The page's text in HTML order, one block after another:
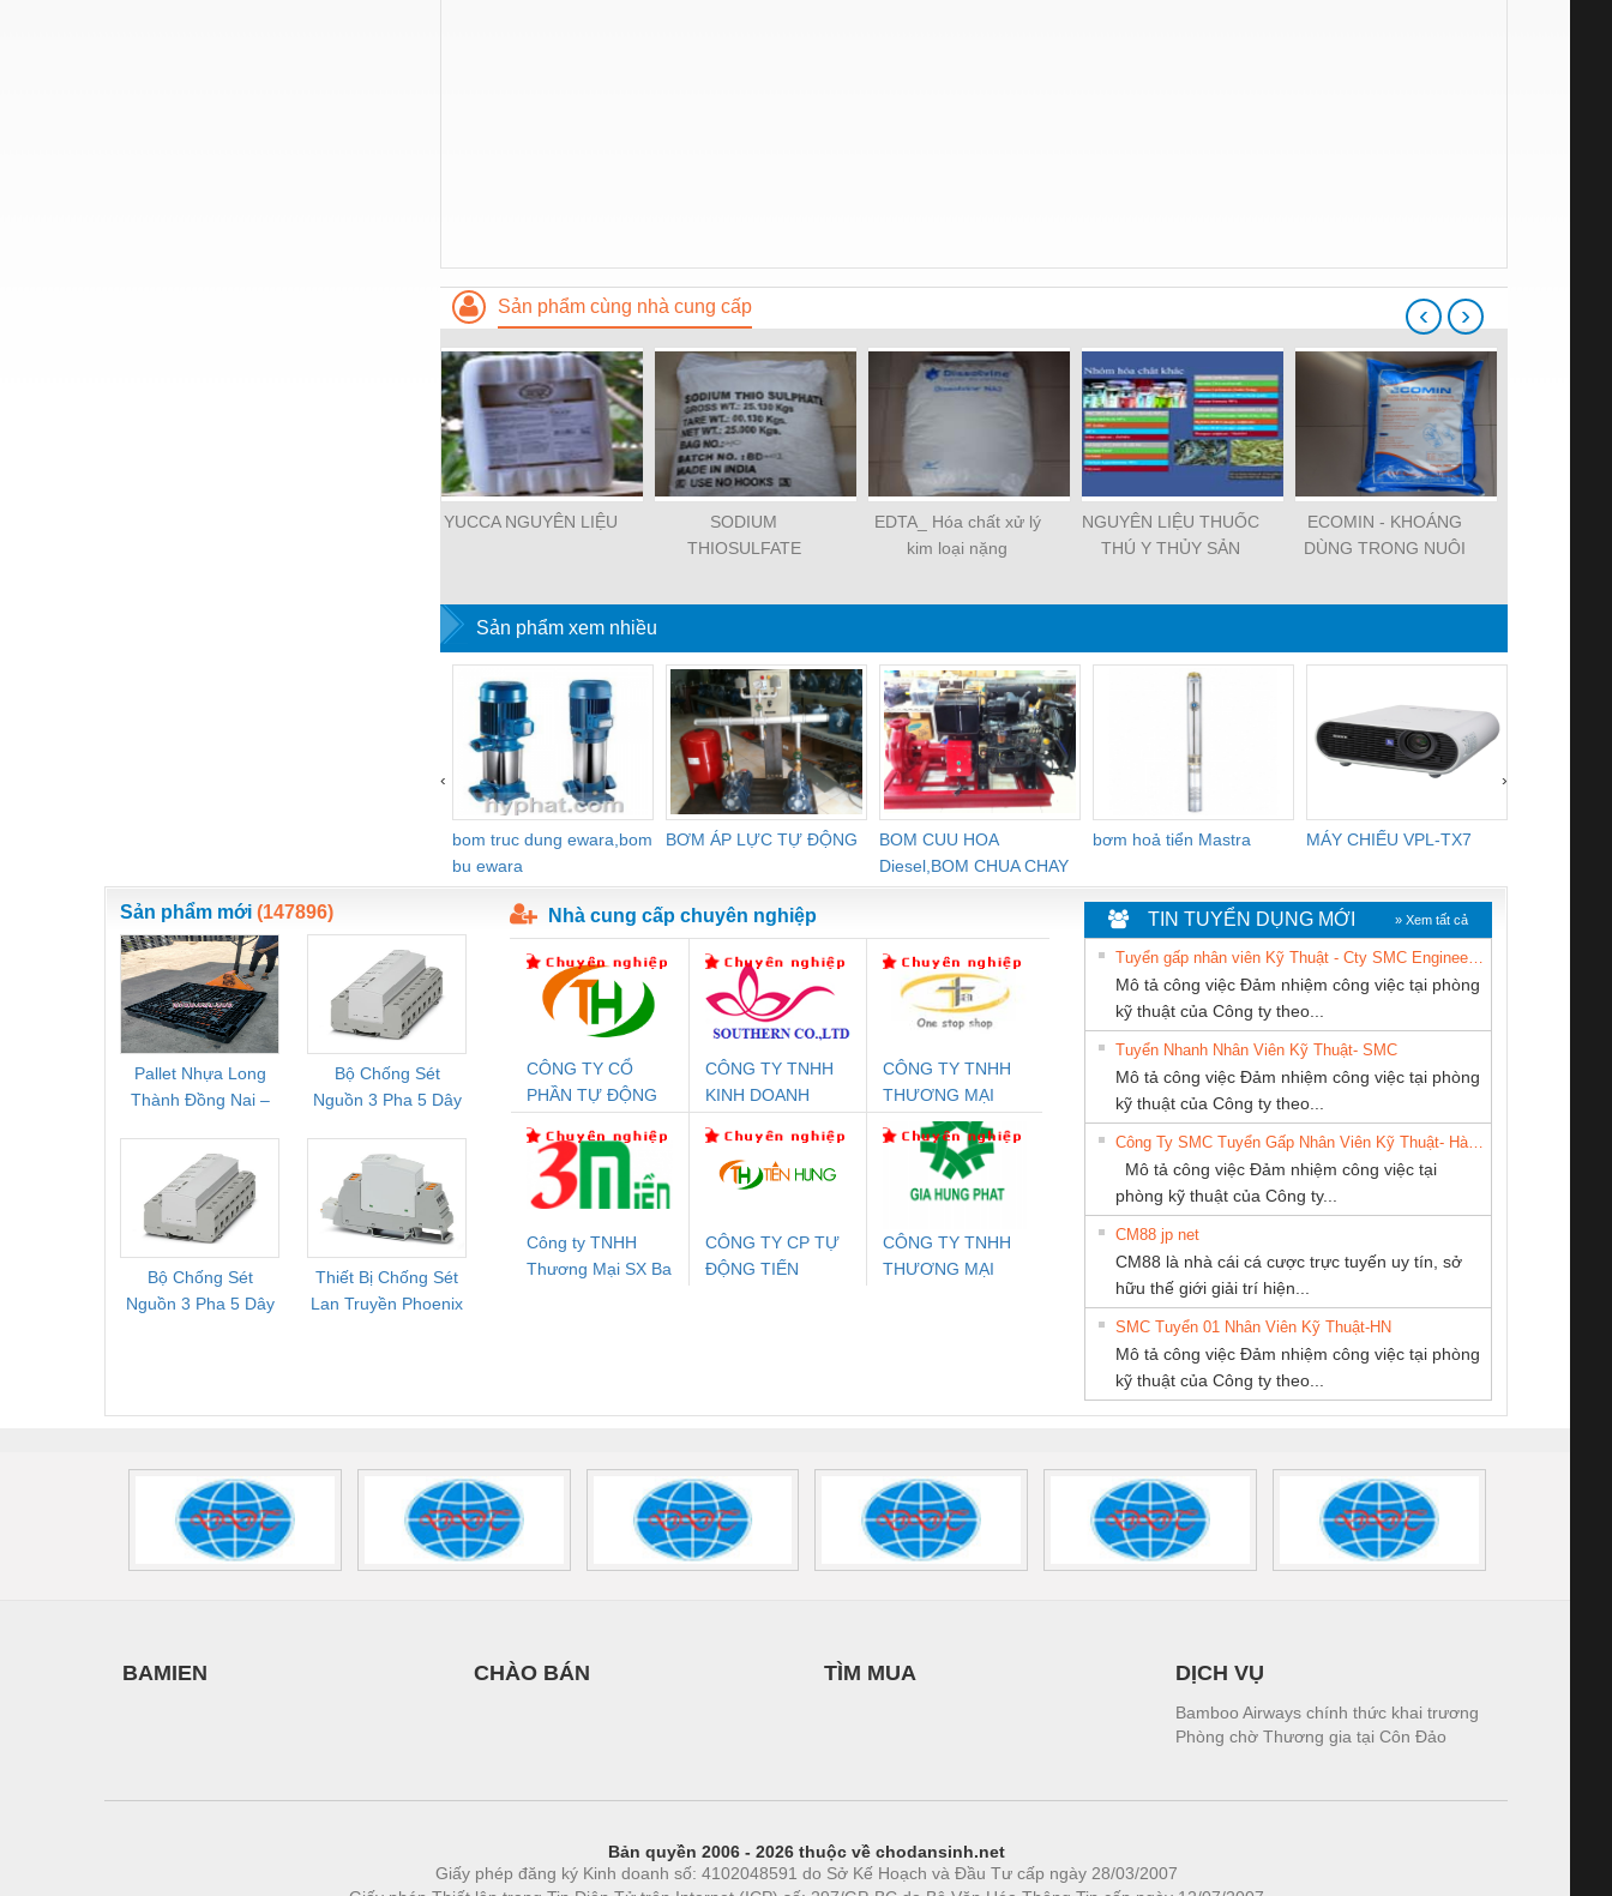
Vòng bi - Bạc đạn
Xe hơi - Phụ tùng
Xe máy - Phụ tùng
Xe tải - phụ tùng
Y khoa - Trang thiết bị
Sản phẩm cùng nhà cung cấp
YUCCA NGUYÊN LIỆU
SODIUM
THIOSULFATE
EDTA_ Hóa chất xử lý
kim loại nặng
NGUYÊN LIỆU THUỐC
THÚ Y THỦY SẢN
ECOMIN - KHOÁNG
DÙNG TRONG NUÔI
‹ ›
Sản phẩm xem nhiều
bom truc dung ewara,bom
bu ewara
BƠM ÁP LỰC TỰ ĐỘNG
BOM CUU HOA
Diesel,BOM CHUA CHAY
bơm hoả tiển Mastra MÁY CHIẾU VPL-TX7
‹ ›
Sản phẩm mới (147896)
Pallet Nhựa Long
Thành Đồng Nai –
Mới, Pallet Cũ Giá
Tốt
Bộ Chống Sét
Nguồn 3 Pha 5 Dây
FLT-SEC-P-T1-3S-
264/50-FM -
2909589
Bộ Chống Sét
Nguồn 3 Pha 5 Dây
Thiết Bị Chống Sét
Lan Truyền Phoenix
Rơ Le Đệm An Toàn
Phoenix Contact
PSR-PC20-1NO-
1NC-24DC-SP -
2700578
Rơ Le An Toàn
Phoenix Contact
PSR-SCP-
- 2981059
Bộ Lưu Điện AC
Mô-đun Ắc Quy UPS
Bộ Lặp Tín Hiệu
PROFIBUS Phoenix
Contact PSI-REP-
PROFIBUS/12MB -
2708863
Rơ Le An Toàn
Phoenix Contact
2986960 – PSR-
SCP-
24DC/FSP/2X1/1X2
Rơ Le An Toàn
Bộ giám sát chuỗi
tấm pin
TRANSCLINIC 16I+
1K5 H (2502520000)
Bộ giám sát chuỗi
tấm pin
TRANSCLINIC 16I+
1K5 L (2433950000)
Bộ giám sát dòng
TRANSCLINIC 16I+
(2008130000)
Bộ chỉnh lưu nguồn
điện TRANSCLINIC
BKE 1K5.4
(7791400879)2. Giá
Nẹp nhôm chống
trơn Đà Nẵng
Nhà cung cấp chuyên nghiệp
CÔNG TY CỔ
PHẦN TỰ ĐỘNG
CÔNG TY TNHH
KINH DOANH
PHƯƠNG NAM
CÔNG TY TNHH
THƯƠNG MẠI
THIÊN ÂN VIỆT
NAM
Công ty TNHH
Thương Mại SX Ba
CÔNG TY CP TỰ
ĐỘNG TIẾN
CÔNG TY TNHH
THƯƠNG MẠI
Tan Dong Cang
company LTD
Cty TNHH TM QC
Ba Miền
Công Ty TNHH
Quốc Thịnh
CONG TY TNHH
TM-DV DAI DONG
THANH
THIẾT BỊ CÔNG
NGHIỆP NIHON
SETSUBI VIỆT
NAM
PHẦN DÂY VÀ
TIN TUYỂN DỤNG MỚI » Xem tất cả
Mô tả công việc Đảm nhiệm công việc tại phòng
kỹ thuật của Công ty theo...
Tuyển Nhanh Nhân Viên Kỹ Thuật- SMC
Mô tả công việc Đảm nhiệm công việc tại phòng
kỹ thuật của Công ty theo...
Mô tả công việc Đảm nhiệm công việc tại
phòng kỹ thuật của Công ty...
CM88 jp net
CM88 là nhà cái cá cược trực tuyến uy tín, sở
hữu thế giới giải trí hiện...
SMC Tuyển 01 Nhân Viên Kỹ Thuật-HN
Mô tả công việc Đảm nhiệm công việc tại phòng
kỹ thuật của Công ty theo...
BAMIEN CHÀO BÁN TÌM MUA DỊCH VỤ
Bamboo Airways chính thức khai trương
Phòng chờ Thương gia tại Côn Đảo
Bản quyền 2006 - 2026 thuộc về chodansinh.net
Giấy phép đăng ký Kinh doanh số: 4102048591 do Sở Kế Hoạch và Đầu Tư cấp ngày 28/03/2007